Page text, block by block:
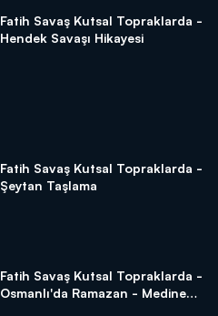
Fatih Savaş Kutsal Topraklarda -
Hendek Savaşı Hikayesi
Fatih Savaş Kutsal Topraklarda -
Şeytan Taşlama
Fatih Savaş Kutsal Topraklarda -
Osmanlı'da Ramazan - Medine